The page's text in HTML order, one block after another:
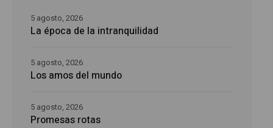
La época de la intranquilidad
5 agosto, 2026
Los amos del mundo
5 agosto, 2026
Promesas rotas
5 agosto, 2026